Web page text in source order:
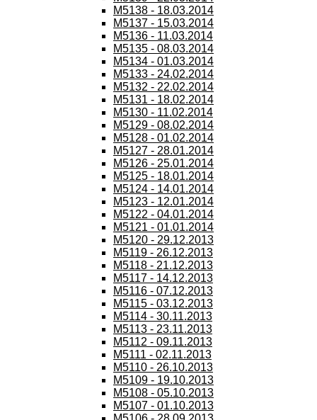
M5138 - 18.03.2014
M5137 - 15.03.2014
M5136 - 11.03.2014
M5135 - 08.03.2014
M5134 - 01.03.2014
M5133 - 24.02.2014
M5132 - 22.02.2014
M5131 - 18.02.2014
M5130 - 11.02.2014
M5129 - 08.02.2014
M5128 - 01.02.2014
M5127 - 28.01.2014
M5126 - 25.01.2014
M5125 - 18.01.2014
M5124 - 14.01.2014
M5123 - 12.01.2014
M5122 - 04.01.2014
M5121 - 01.01.2014
M5120 - 29.12.2013
M5119 - 26.12.2013
M5118 - 21.12.2013
M5117 - 14.12.2013
M5116 - 07.12.2013
M5115 - 03.12.2013
M5114 - 30.11.2013
M5113 - 23.11.2013
M5112 - 09.11.2013
M5111 - 02.11.2013
M5110 - 26.10.2013
M5109 - 19.10.2013
M5108 - 05.10.2013
M5107 - 01.10.2013